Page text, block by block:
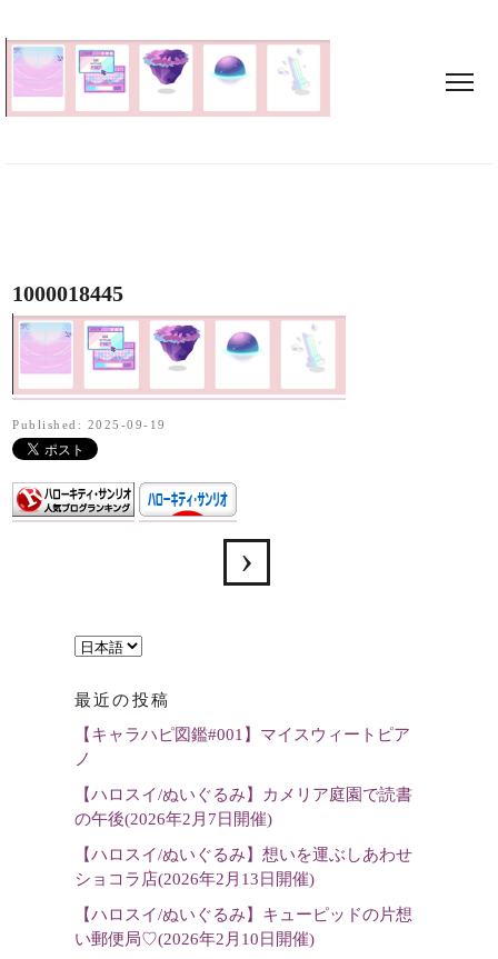
1000018445
Published: 2025-09-19
言
を
選
最近の投稿
【キャラハピ図鑑#001】マイスウィートピア
ノ
【ハロスイ/ぬいぐるみ】カメリア庭園で読書
の午後(2026年2月7日開催)
【ハロスイ/ぬいぐるみ】想いを運ぶしあわせ
ショコラ店(2026年2月13日開催)
【ハロスイ/ぬいぐるみ】キューピッドの片想
い郵便局♡(2026年2月10日開催)